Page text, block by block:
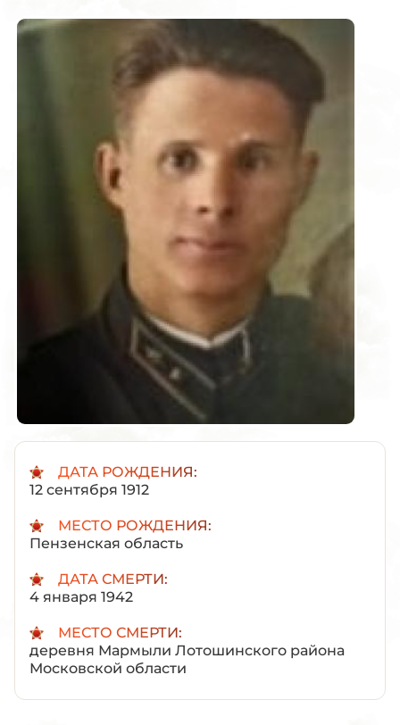
ДАТА РОЖДЕНИЯ:
12 сентября 1912
МЕСТО РОЖДЕНИЯ:
Пензенская область
ДАТА СМЕРТИ:
4 января 1942
МЕСТО СМЕРТИ:
деревня Мармыли Лотошинского района
Московской области